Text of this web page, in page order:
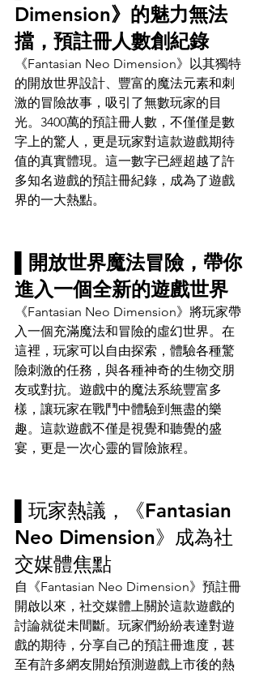
Dimension》的魅力無法
擋，預註冊人數創紀錄
《Fantasian Neo Dimension》以其獨特
的開放世界設計、豐富的魔法元素和刺
激的冒險故事，吸引了無數玩家的目
光。3400萬的預註冊人數，不僅僅是數
字上的驚人，更是玩家對這款遊戲期待
值的真實體現。這一數字已經超越了許
多知名遊戲的預註冊紀錄，成為了遊戲
界的一大熱點。
▌開放世界魔法冒險，帶你
進入一個全新的遊戲世界
《Fantasian Neo Dimension》將玩家帶
入一個充滿魔法和冒險的虛幻世界。在
這裡，玩家可以自由探索，體驗各種驚
險刺激的任務，與各種神奇的生物交朋
友或對抗。遊戲中的魔法系統豐富多
樣，讓玩家在戰鬥中體驗到無盡的樂
趣。這款遊戲不僅是視覺和聽覺的盛
宴，更是一次心靈的冒險旅程。
▌玩家熱議，《Fantasian
Neo Dimension》成為社
交媒體焦點
自《Fantasian Neo Dimension》預註冊
開啟以來，社交媒體上關於這款遊戲的
討論就從未間斷。玩家們紛紛表達對遊
戲的期待，分享自己的預註冊進度，甚
至有許多網友開始預測遊戲上市後的熱